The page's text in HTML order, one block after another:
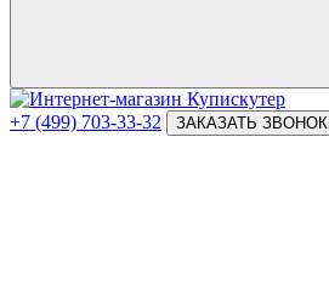
+7 (499) 703-33-32 ЗАКАЗАТЬ ЗВОНОК